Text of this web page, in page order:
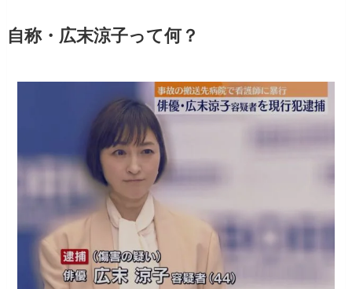
自称・広末涼子って何？